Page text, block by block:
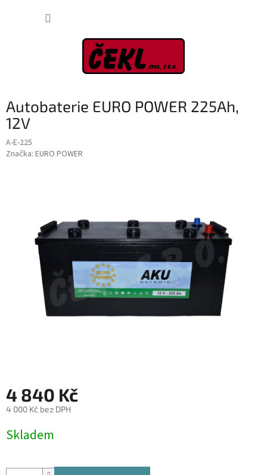
Autobaterie EURO POWER 225Ah,
12V
A-E-225
Značka: EURO POWER
4 840 Kč
4 000 Kč bez DPH
cena:
Skladem